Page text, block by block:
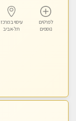
לפרטים
נוספים
עיסוי במרכז
תל-אביב